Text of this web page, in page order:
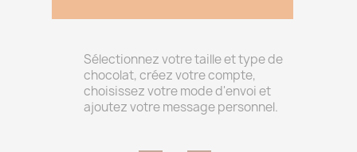
Sélectionnez votre taille et type de
chocolat, créez votre compte,
choisissez votre mode d'envoi et
ajoutez votre message personnel.